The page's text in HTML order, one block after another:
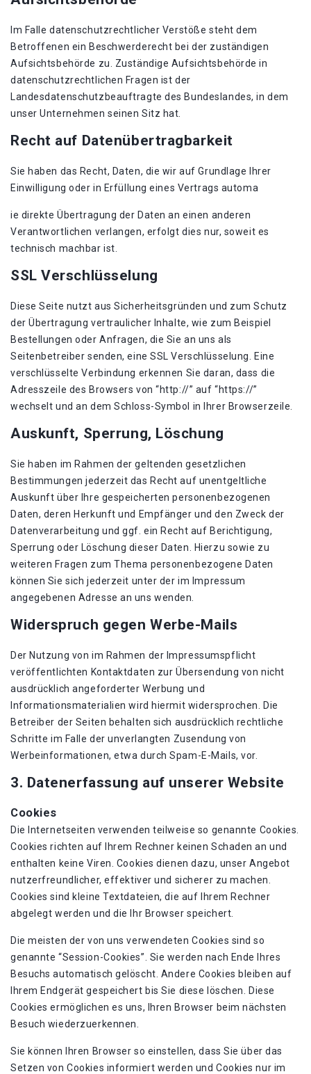
Im Falle datenschutzrechtlicher Verstöße steht dem
Betroffenen ein Beschwerderecht bei der zuständigen
Aufsichtsbehörde zu. Zuständige Aufsichtsbehörde in
datenschutzrechtlichen Fragen ist der
Landesdatenschutzbeauftragte des Bundeslandes, in dem
unser Unternehmen seinen Sitz hat.
Recht auf Datenübertragbarkeit
Sie haben das Recht, Daten, die wir auf Grundlage Ihrer
Einwilligung oder in Erfüllung eines Vertrags automa
ie direkte Übertragung der Daten an einen anderen
Verantwortlichen verlangen, erfolgt dies nur, soweit es
technisch machbar ist.
SSL Verschlüsselung
Diese Seite nutzt aus Sicherheitsgründen und zum Schutz
der Übertragung vertraulicher Inhalte, wie zum Beispiel
Bestellungen oder Anfragen, die Sie an uns als
Seitenbetreiber senden, eine SSL Verschlüsselung. Eine
verschlüsselte Verbindung erkennen Sie daran, dass die
Adresszeile des Browsers von “http://” auf “https://”
wechselt und an dem Schloss-Symbol in Ihrer Browserzeile.
Auskunft, Sperrung, Löschung
Sie haben im Rahmen der geltenden gesetzlichen
Bestimmungen jederzeit das Recht auf unentgeltliche
Auskunft über Ihre gespeicherten personenbezogenen
Daten, deren Herkunft und Empfänger und den Zweck der
Datenverarbeitung und ggf. ein Recht auf Berichtigung,
Sperrung oder Löschung dieser Daten. Hierzu sowie zu
weiteren Fragen zum Thema personenbezogene Daten
können Sie sich jederzeit unter der im Impressum
angegebenen Adresse an uns wenden.
Widerspruch gegen Werbe-Mails
Der Nutzung von im Rahmen der Impressumspflicht
veröffentlichten Kontaktdaten zur Übersendung von nicht
ausdrücklich angeforderter Werbung und
Informationsmaterialien wird hiermit widersprochen. Die
Betreiber der Seiten behalten sich ausdrücklich rechtliche
Schritte im Falle der unverlangten Zusendung von
Werbeinformationen, etwa durch Spam-E-Mails, vor.
3. Datenerfassung auf unserer Website
Cookies
Die Internetseiten verwenden teilweise so genannte Cookies.
Cookies richten auf Ihrem Rechner keinen Schaden an und
enthalten keine Viren. Cookies dienen dazu, unser Angebot
nutzerfreundlicher, effektiver und sicherer zu machen.
Cookies sind kleine Textdateien, die auf Ihrem Rechner
abgelegt werden und die Ihr Browser speichert.
Die meisten der von uns verwendeten Cookies sind so
genannte “Session-Cookies”. Sie werden nach Ende Ihres
Besuchs automatisch gelöscht. Andere Cookies bleiben auf
Ihrem Endgerät gespeichert bis Sie diese löschen. Diese
Cookies ermöglichen es uns, Ihren Browser beim nächsten
Besuch wiederzuerkennen.
Sie können Ihren Browser so einstellen, dass Sie über das
Setzen von Cookies informiert werden und Cookies nur im